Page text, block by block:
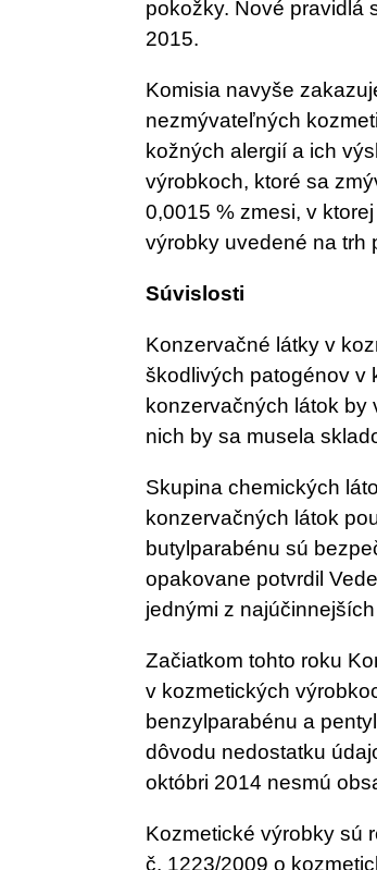
pokožky. Nové pravidlá
2015.
Komisia navyše
nezmývateľných
kožných alergií a ich
výrobkoch, ktoré sa
0,0015 % zmesi, v
výrobky uvedené na trh
Súvislosti
Konzervačné látky v
škodlivých patogénov v
konzervačných látok
nich by sa musela
Skupina chemických
konzervačných látok
butylparabénu sú
opakovane potvrdil
jednými z
Začiatkom tohto roku
v kozmetických
benzylparabénu a
dôvodu nedostatku
októbri 2014 nesmú
Kozmetické výrobky sú
č. 1223/2009 o